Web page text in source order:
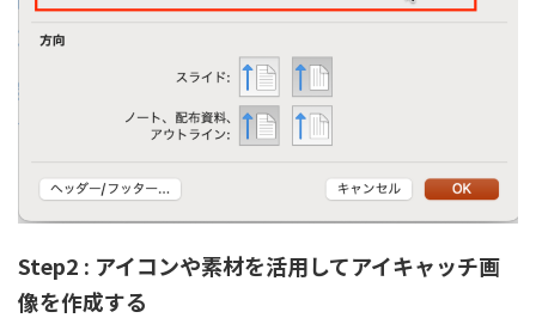
Step2 : アイコンや素材を活用してアイキャッチ画
像を作成する